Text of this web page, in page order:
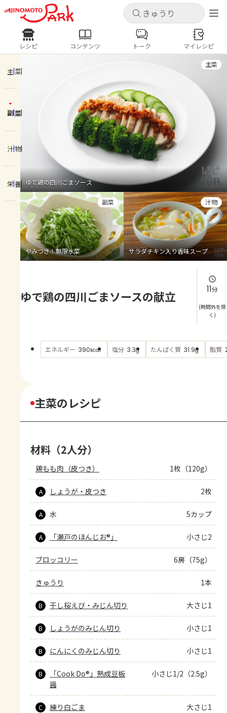
キャンセル
ログインするとレシピを保存できます
コンテンツ
レシピ
トーク
よくあるお問い合わせ
お買い物
キャンセル
レシピ コンテンツ
人気の食材・レシピ
なす トマト
とうもろこし
みょうが ゴーヤ
レシピ コンテンツ トーク マイレシピ
主菜
副菜
汁物
栄養 ゆで鶏の四川ごまソース
主菜
やみつき！無限水菜
副菜
サラダチキン入り香味スープ
汁物
ゆで鶏の四川ごまソースの献立 11分
(時間外を除
く)
エネルギー 390kcal 塩分 3.3g たんぱく質 31.9g 脂質
主菜のレシピ
材料（2人分）
鶏もも肉（皮つき） 1枚（120g）
A しょうが・皮つき 2枚
A 水 5カップ
A 「瀬戸のほんじお®」 小さじ2
ブロッコリー 6房（75g）
きゅうり 1本
B 干し桜えび・みじん切り 大さじ1
B しょうがのみじん切り 小さじ1
B にんにくのみじん切り 小さじ1
B
「Cook Do®」熟成豆板
醤
小さじ1/2（2.5g）
C 練り白ごま 大さじ1